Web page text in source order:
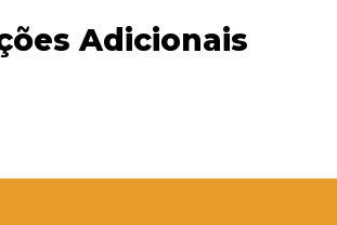
Adicionais